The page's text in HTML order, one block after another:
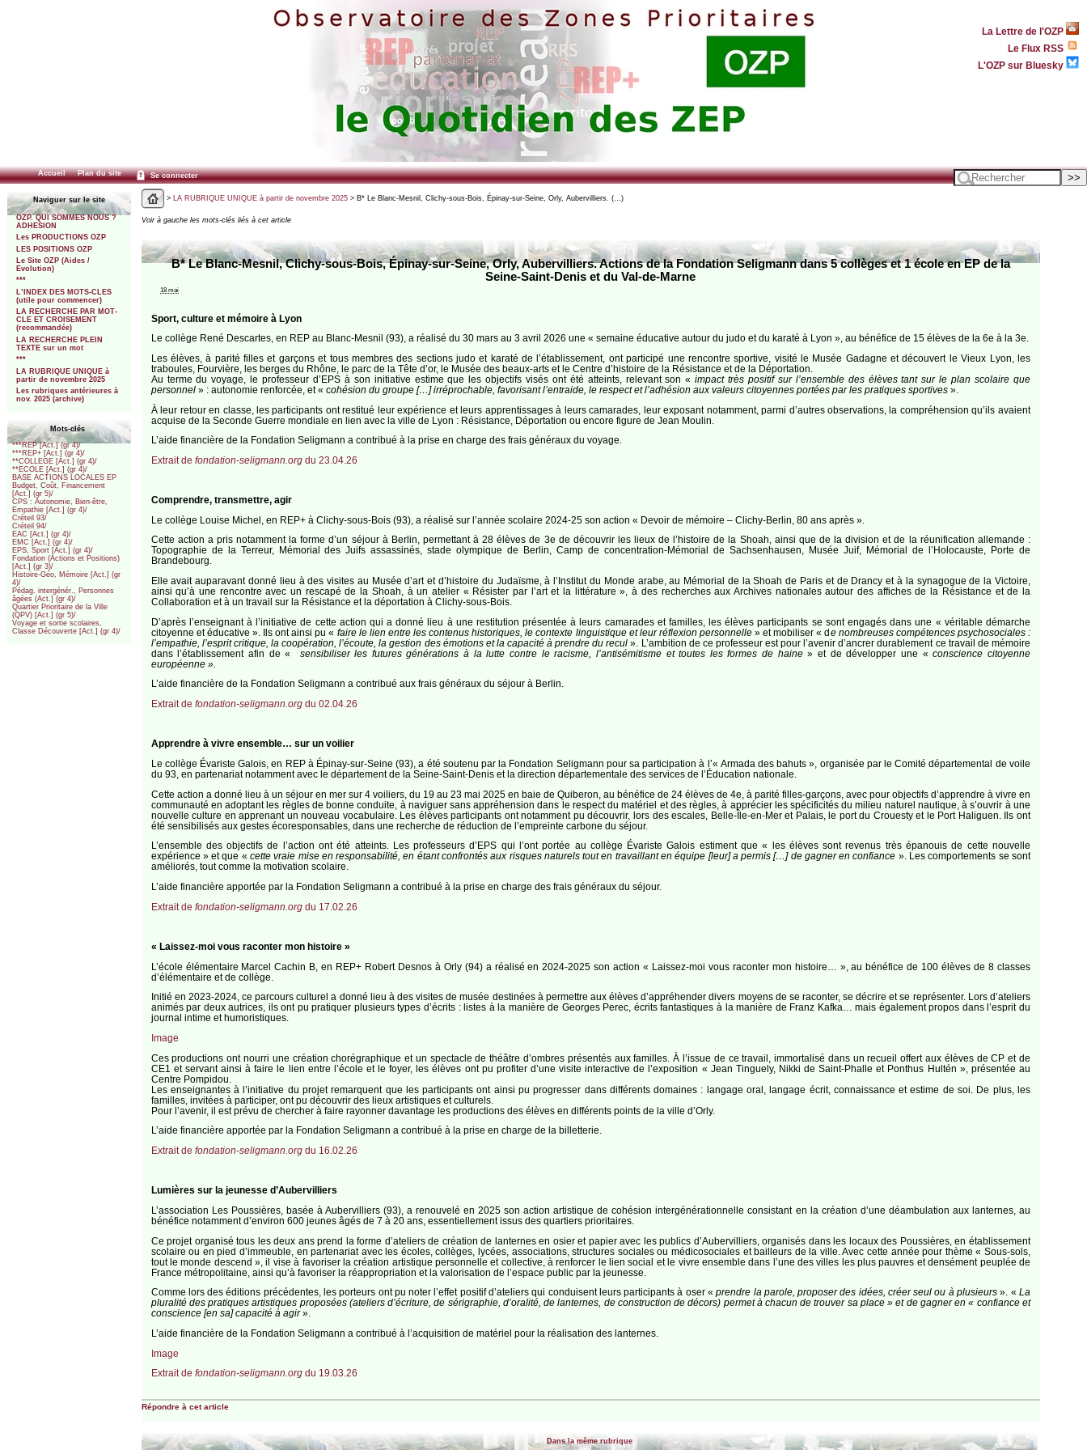
La Lettre de l'OZP
Le Flux RSS
L'OZP sur Bluesky
Accueil Plan du site Se connecter
Naviguer sur le site
OZP. QUI SOMMES NOUS ?
ADHESION
Les PRODUCTIONS OZP
LES POSITIONS OZP
Le Site OZP (Aides /
Evolution)
***
L’INDEX DES MOTS-CLES
(utile pour commencer)
LA RECHERCHE PAR MOT-
CLE ET CROISEMENT
(recommandée)
LA RECHERCHE PLEIN
TEXTE sur un mot
***
LA RUBRIQUE UNIQUE à
partir de novembre 2025
Les rubriques antérieures à
nov. 2025 (archive)
Mots-clés
***REP [Act.] (gr 4)/
***REP+ [Act.] (gr 4)/
**COLLEGE [Act.] (gr 4)/
**ECOLE [Act.] (gr 4)/
BASE ACTIONS LOCALES EP
Budget, Coût, Financement
[Act.] (gr 5)/
CPS : Autonomie, Bien-être,
Empathie [Act.] (gr 4)/
Créteil 93/
Créteil 94/
EAC [Act.] (gr 4)/
EMC [Act.] (gr 4)/
EPS, Sport [Act.] (gr 4)/
Fondation (Actions et Positions)
[Act.] (gr 3)/
Histoire-Géo, Mémoire [Act.] (gr
4)/
Pédag. intergénér., Personnes
âgées (Act.] (gr 4)/
Quartier Prioritaire de la Ville
(QPV) [Act.] (gr 5)/
Voyage et sortie scolaires,
Classe Découverte [Act.] (gr 4)/
> LA RUBRIQUE UNIQUE à partir de novembre 2025> B* Le Blanc-Mesnil, Clichy-sous-Bois, Épinay-sur-Seine, Orly, Aubervilliers. (…)
Voir à gauche les mots-clés liés à cet article
B* Le Blanc-Mesnil, Clichy-sous-Bois, Épinay-sur-Seine, Orly, Aubervilliers. Actions de la Fondation Seligmann dans 5 collèges et 1 école en EP de la
Seine-Saint-Denis et du Val-de-Marne
18 mai
Sport, culture et mémoire à Lyon
Le collège René Descartes, en REP au Blanc-Mesnil (93), a réalisé du 30 mars au 3 avril 2026 une « semaine éducative autour du judo et du karaté à Lyon », au bénéfice de 15 élèves de la 6e à la 3e.
Les élèves, à parité filles et garçons et tous membres des sections judo et karaté de l’établissement, ont participé une rencontre sportive, visité le Musée Gadagne et découvert le Vieux Lyon, les
traboules, Fourvière, les berges du Rhône, le parc de la Tête d’or, le Musée des beaux-arts et le Centre d’histoire de la Résistance et de la Déportation.
Au terme du voyage, le professeur d’EPS à son initiative estime que les objectifs visés ont été atteints, relevant son «impact très positif sur l’ensemble des élèves tant sur le plan scolaire que
personnel» : autonomie renforcée, et « cohésion du groupe […] irréprochable, favorisant l’entraide, le respect et l’adhésion aux valeurs citoyennes portées par les pratiques sportives».
À leur retour en classe, les participants ont restitué leur expérience et leurs apprentissages à leurs camarades, leur exposant notamment, parmi d’autres observations, la compréhension qu’ils avaient
acquise de la Seconde Guerre mondiale en lien avec la ville de Lyon : Résistance, Déportation ou encore figure de Jean Moulin.
L’aide financière de la Fondation Seligmann a contribué à la prise en charge des frais généraux du voyage.
Extrait de fondation-seligmann.orgdu 23.04.26
Comprendre, transmettre, agir
Le collège Louise Michel, en REP+ à Clichy-sous-Bois (93), a réalisé sur l’année scolaire 2024-25 son action « Devoir de mémoire – Clichy-Berlin, 80 ans après ».
Cette action a pris notamment la forme d’un séjour à Berlin, permettant à 28 élèves de 3e de découvrir les lieux de l’histoire de la Shoah, ainsi que de la division et de la réunification allemande :
Topographie de la Terreur, Mémorial des Juifs assassinés, stade olympique de Berlin, Camp de concentration-Mémorial de Sachsenhausen, Musée Juif, Mémorial de l’Holocauste, Porte de
Brandebourg.
Elle avait auparavant donné lieu à des visites au Musée d’art et d’histoire du Judaïsme, à l’Institut du Monde arabe, au Mémorial de la Shoah de Paris et de Drancy et à la synagogue de la Victoire,
ainsi qu’à une rencontre avec un rescapé de la Shoah, à un atelier « Résister par l’art et la littérature », à des recherches aux Archives nationales autour des affiches de la Résistance et de la
Collaboration et à un travail sur la Résistance et la déportation à Clichy-sous-Bois.
D’après l’enseignant à l’initiative de cette action qui a donné lieu à une restitution présentée à leurs camarades et familles, les élèves participants se sont engagés dans une « véritable démarche
citoyenne et éducative ». Ils ont ainsi pu « faire le lien entre les contenus historiques, le contexte linguistique et leur réflexion personnelle» et mobiliser « de nombreuses compétences psychosociales :
l’empathie, l’esprit critique, la coopération, l’écoute, la gestion des émotions et la capacité à prendre du recul ». L’ambition de ce professeur est pour l’avenir d’ancrer durablement ce travail de mémoire
dans l’établissement afin de «
sensibiliser les futures générations à la lutte contre le racisme, l’antisémitisme et toutes les formes de haine» et de développer une «conscience citoyenne
européenne ».
L’aide financière de la Fondation Seligmann a contribué aux frais généraux du séjour à Berlin.
Extrait de fondation-seligmann.orgdu 02.04.26
Apprendre à vivre ensemble… sur un voilier
Le collège Évariste Galois, en REP à Épinay-sur-Seine (93), a été soutenu par la Fondation Seligmann pour sa participation à l’« Armada des bahuts », organisée par le Comité départemental de voile
du 93, en partenariat notamment avec le département de la Seine-Saint-Denis et la direction départementale des services de l’Éducation nationale.
Cette action a donné lieu à un séjour en mer sur 4 voiliers, du 19 au 23 mai 2025 en baie de Quiberon, au bénéfice de 24 élèves de 4e, à parité filles-garçons, avec pour objectifs d’apprendre à vivre en
communauté en adoptant les règles de bonne conduite, à naviguer sans appréhension dans le respect du matériel et des règles, à apprécier les spécificités du milieu naturel nautique, à s’ouvrir à une
nouvelle culture en apprenant un nouveau vocabulaire. Les élèves participants ont notamment pu découvrir, lors des escales, Belle-Île-en-Mer et Palais, le port du Crouesty et le Port Haliguen. Ils ont
été sensibilisés aux gestes écoresponsables, dans une recherche de réduction de l’empreinte carbone du séjour.
L’ensemble des objectifs de l’action ont été atteints. Les professeurs d’EPS qui l’ont portée au collège Évariste Galois estiment que « les élèves sont revenus très épanouis de cette nouvelle
expérience » et que «cette vraie mise en responsabilité, en étant confrontés aux risques naturels tout en travaillant en équipe [leur] a permis […] de gagner en confiance ». Les comportements se sont
améliorés, tout comme la motivation scolaire.
L’aide financière apportée par la Fondation Seligmann a contribué à la prise en charge des frais généraux du séjour.
Extrait de fondation-seligmann.orgdu 17.02.26
« Laissez-moi vous raconter mon histoire »
L’école élémentaire Marcel Cachin B, en REP+ Robert Desnos à Orly (94) a réalisé en 2024-2025 son action « Laissez-moi vous raconter mon histoire… », au bénéfice de 100 élèves de 8 classes
d’élémentaire et de collège.
Initié en 2023-2024, ce parcours culturel a donné lieu à des visites de musée destinées à permettre aux élèves d’appréhender divers moyens de se raconter, se décrire et se représenter. Lors d’ateliers
animés par deux autrices, ils ont pu pratiquer plusieurs types d’écrits : listes à la manière de Georges Perec, écrits fantastiques à la manière de Franz Kafka… mais également propos dans l’esprit du
journal intime et humoristiques.
Image
Ces productions ont nourri une création chorégraphique et un spectacle de théâtre d’ombres présentés aux familles. À l’issue de ce travail, immortalisé dans un recueil offert aux élèves de CP et de
CE1 et servant ainsi à faire le lien entre l’école et le foyer, les élèves ont pu profiter d’une visite interactive de l’exposition « Jean Tinguely, Nikki de Saint-Phalle et Ponthus Hultén », présentée au
Centre Pompidou.
Les enseignantes à l’initiative du projet remarquent que les participants ont ainsi pu progresser dans différents domaines : langage oral, langage écrit, connaissance et estime de soi. De plus, les
familles, invitées à participer, ont pu découvrir des lieux artistiques et culturels.
Pour l’avenir, il est prévu de chercher à faire rayonner davantage les productions des élèves en différents points de la ville d’Orly.
L’aide financière apportée par la Fondation Seligmann a contribué à la prise en charge de la billetterie.
Extrait de fondation-seligmann.orgdu 16.02.26
Lumières sur la jeunesse d’Aubervilliers
L’association Les Poussières, basée à Aubervilliers (93), a renouvelé en 2025 son action artistique de cohésion intergénérationnelle consistant en la création d’une déambulation aux lanternes, au
bénéfice notamment d’environ 600 jeunes âgés de 7 à 20 ans, essentiellement issus des quartiers prioritaires.
Ce projet organisé tous les deux ans prend la forme d’ateliers de création de lanternes en osier et papier avec les publics d’Aubervilliers, organisés dans les locaux des Poussières, en établissement
scolaire ou en pied d’immeuble, en partenariat avec les écoles, collèges, lycées, associations, structures sociales ou médicosociales et bailleurs de la ville. Avec cette année pour thème « Sous-sols,
tout le monde descend », il vise à favoriser la création artistique personnelle et collective, à renforcer le lien social et le vivre ensemble dans l’une des villes les plus pauvres et densément peuplée de
France métropolitaine, ainsi qu’à favoriser la réappropriation et la valorisation de l’espace public par la jeunesse.
Comme lors des éditions précédentes, les porteurs ont pu noter l’effet positif d’ateliers qui conduisent leurs participants à oser «prendre la parole, proposer des idées, créer seul ou à plusieurs ». « La
pluralité des pratiques artistiques proposées (ateliers d’écriture, de sérigraphie, d’oralité, de lanternes, de construction de décors) permet à chacun de trouver sa place » et de gagner en « confiance et
conscience [en sa] capacité à agir».
L’aide financière de la Fondation Seligmann a contribué à l’acquisition de matériel pour la réalisation des lanternes.
Image
Extrait de fondation-seligmann.orgdu 19.03.26
Répondre à cet article
Dans la même rubrique